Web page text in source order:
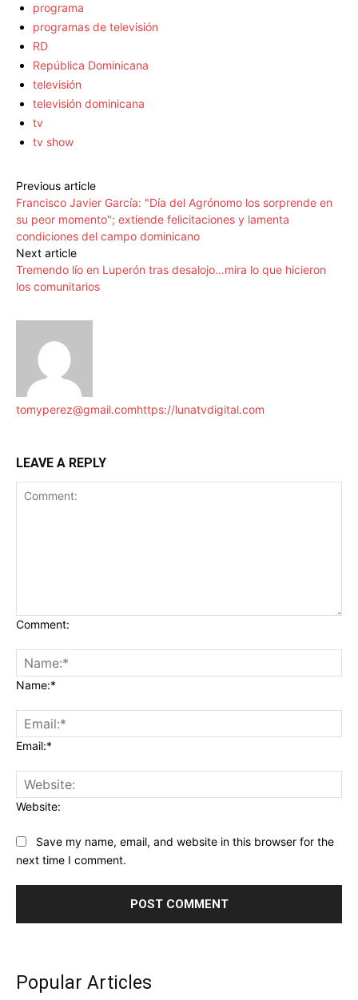
programa
programas de televisión
RD
República Dominicana
televisión
televisión dominicana
tv
tv show
Previous article
Francisco Javier García: "Día del Agrónomo los sorprende en
su peor momento"; extiende felicitaciones y lamenta
condiciones del campo dominicano
Next article
Tremendo lío en Luperón tras desalojo…mira lo que hicieron
los comunitarios
tomyperez@gmail.comhttps://lunatvdigital.com
LEAVE A REPLY
Comment:
Name:*
Email:*
Website:
Save my name, email, and website in this browser for the
next time I comment.
Popular Articles